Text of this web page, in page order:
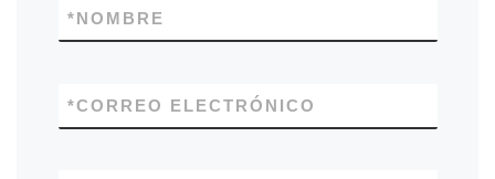
NOMBRE
*
CORREO ELECTRÓNICO
*